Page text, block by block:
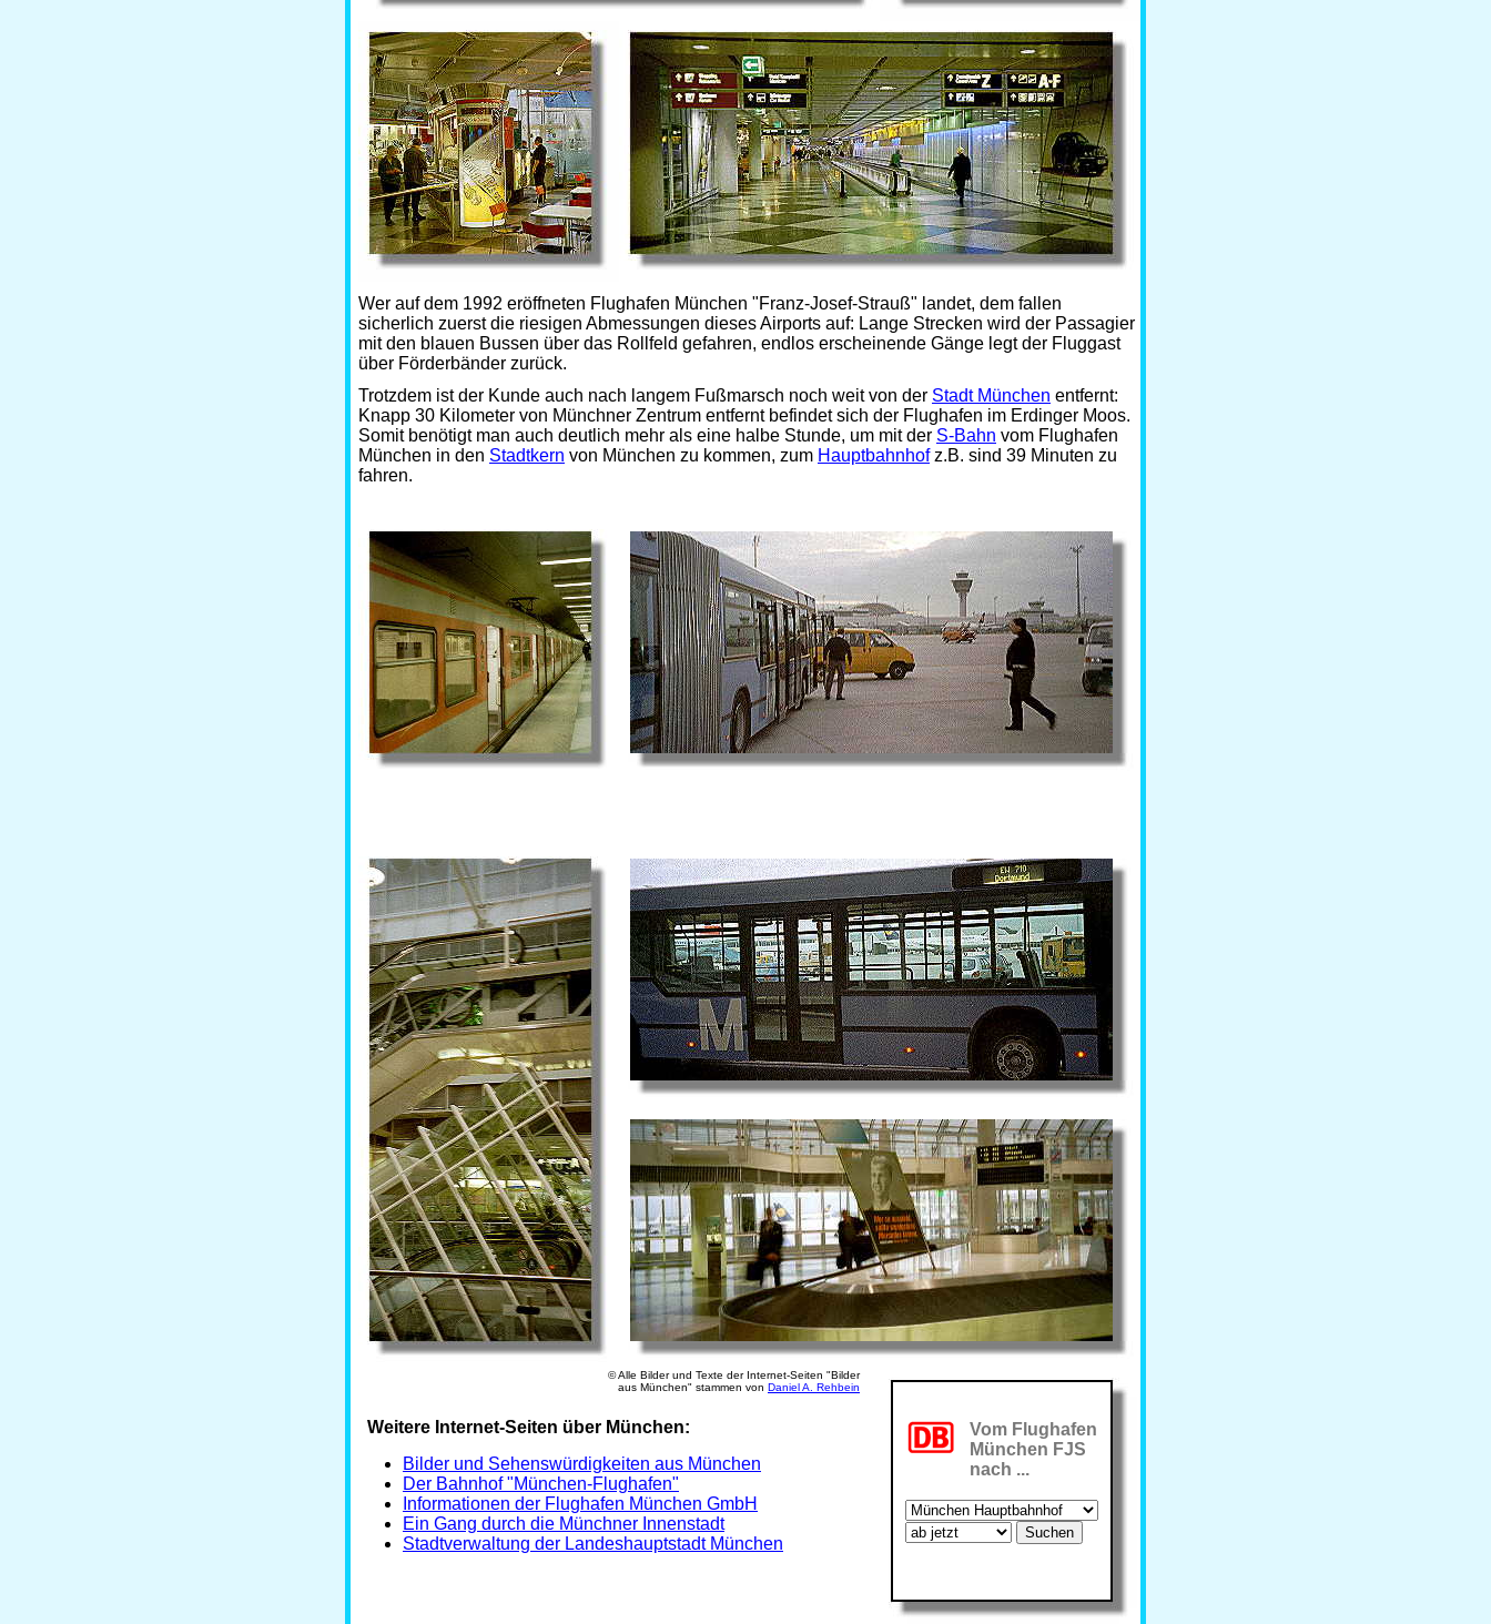
Wer auf dem 1992 eröffneten Flughafen München "Franz-Josef-Strauß" landet, dem fallen
sicherlich zuerst die riesigen Abmessungen dieses Airports auf: Lange Strecken wird der Passagier
mit den blauen Bussen über das Rollfeld gefahren, endlos erscheinende Gänge legt der Fluggast
über Förderbänder zurück.
Trotzdem ist der Kunde auch nach langem Fußmarsch noch weit von der Stadt München entfernt:
Knapp 30 Kilometer von Münchner Zentrum entfernt befindet sich der Flughafen im Erdinger Moos.
Somit benötigt man auch deutlich mehr als eine halbe Stunde, um mit der S-Bahn vom Flughafen
München in den Stadtkern von München zu kommen, zum Hauptbahnhofz.B. sind 39 Minuten zu
fahren.
© Alle Bilder und Texte der Internet-Seiten "Bilder
aus München" stammen von Daniel A. Rehbein
Weitere Internet-Seiten über München:
Bilder und Sehenswürdigkeiten aus München
Der Bahnhof "München-Flughafen"
Informationen der Flughafen München GmbH
Ein Gang durch die Münchner Innenstadt
Stadtverwaltung der Landeshauptstadt München
Vom Flughafen
München FJS
nach ...